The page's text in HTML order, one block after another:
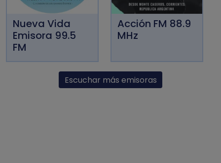
Nueva Vida
Emisora 99.5
FM
Acción FM 88.9
MHz
Escuchar más emisoras